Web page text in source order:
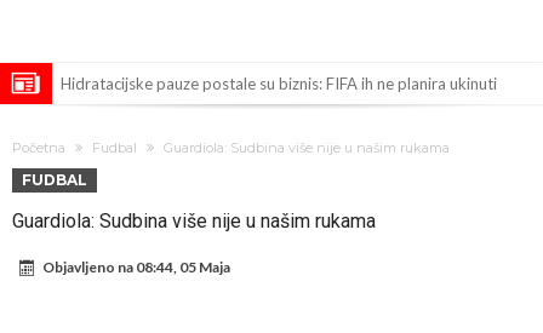
Hidratacijske pauze postale su biznis: FIFA ih ne planira ukinuti
Atletika?!
Ovo se Novaku nikad nije dešavalo: Sinner i Alcaraz odustaju, a
Početna Fudbal Guardiola: Sudbina više nije u našim rukama
FUDBAL
Guardiola: Sudbina više nije u našim rukama
Objavljeno na 08:44, 05 Maja